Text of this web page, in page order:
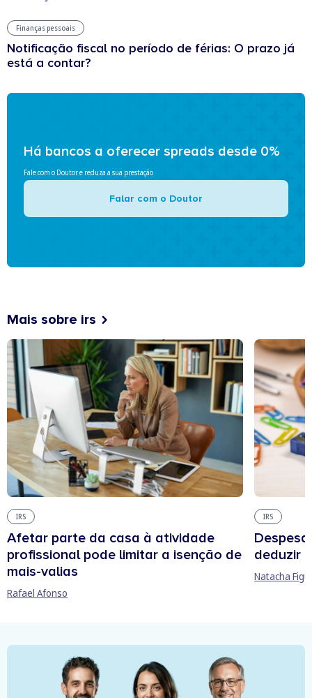
Finanças pessoais
Notificação fiscal no período de férias: O prazo já
está a contar?
Há bancos a oferecer spreads desde 0%
Fale com o Doutor e reduza a sua prestação
Falar com o Doutor
Mais sobre irs
IRS
Afetar parte da casa à atividade
profissional pode limitar a isenção de
mais-valias
Rafael Afonso
IRS
deduzir
Natacha